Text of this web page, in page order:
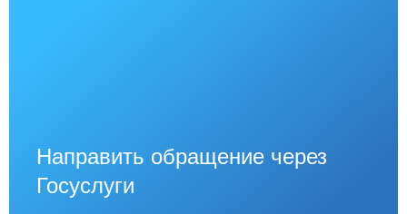
Направить обращение через
Госуслуги